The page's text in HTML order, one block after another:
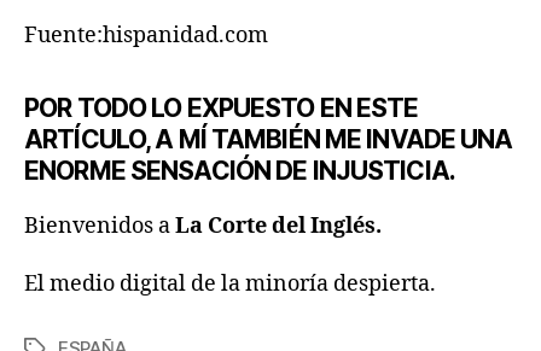
Fuente:hispanidad.com
POR TODO LO EXPUESTO EN ESTE
ARTÍCULO, A MÍ TAMBIÉN ME INVADE UNA
ENORME SENSACIÓN DE INJUSTICIA.
Bienvenidos aLa Corte del Inglés.
El medio digital de la minoría despierta.